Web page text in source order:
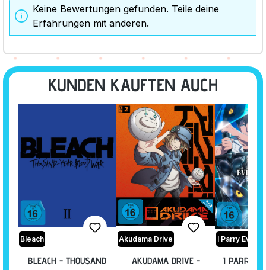
Keine Bewertungen gefunden. Teile deine
Erfahrungen mit anderen.
KUNDEN KAUFTEN AUCH
Bleach
BLEACH - THOUSAND
Akudama Drive
AKUDAMA DRIVE -
I PARRY